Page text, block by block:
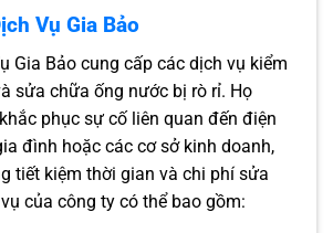
Vụ Gia Bảo
Gia Bảo cung cấp các dịch vụ kiểm
sửa chữa ống nước bị rò rỉ. Họ
phục sự cố liên quan đến điện
đình hoặc các cơ sở kinh doanh,
tiết kiệm thời gian và chi phí sửa
của công ty có thể bao gồm: